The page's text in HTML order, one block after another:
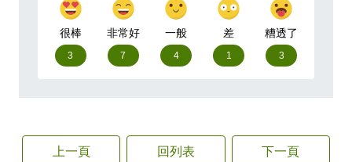
很棒
3
非常好
7
一般
4
差
1
糟透了
3
上一頁 回列表 下一頁